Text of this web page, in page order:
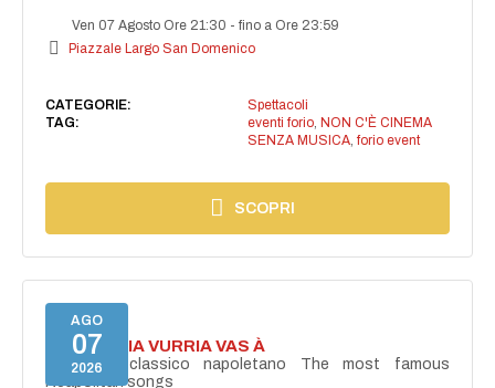
Ven 07 Agosto Ore 21:30 -fino a Ore 23:59
Piazzale Largo San Domenico
CATEGORIE:
Spettacoli
TAG:
eventi forio, NON C'È CINEMA
SENZA MUSICA, forio event
SCOPRI
AGO
07
2026
I'TE VURRIA VURRIA VAS À
Concerto classico napoletano The most famous
Neapolitan songs